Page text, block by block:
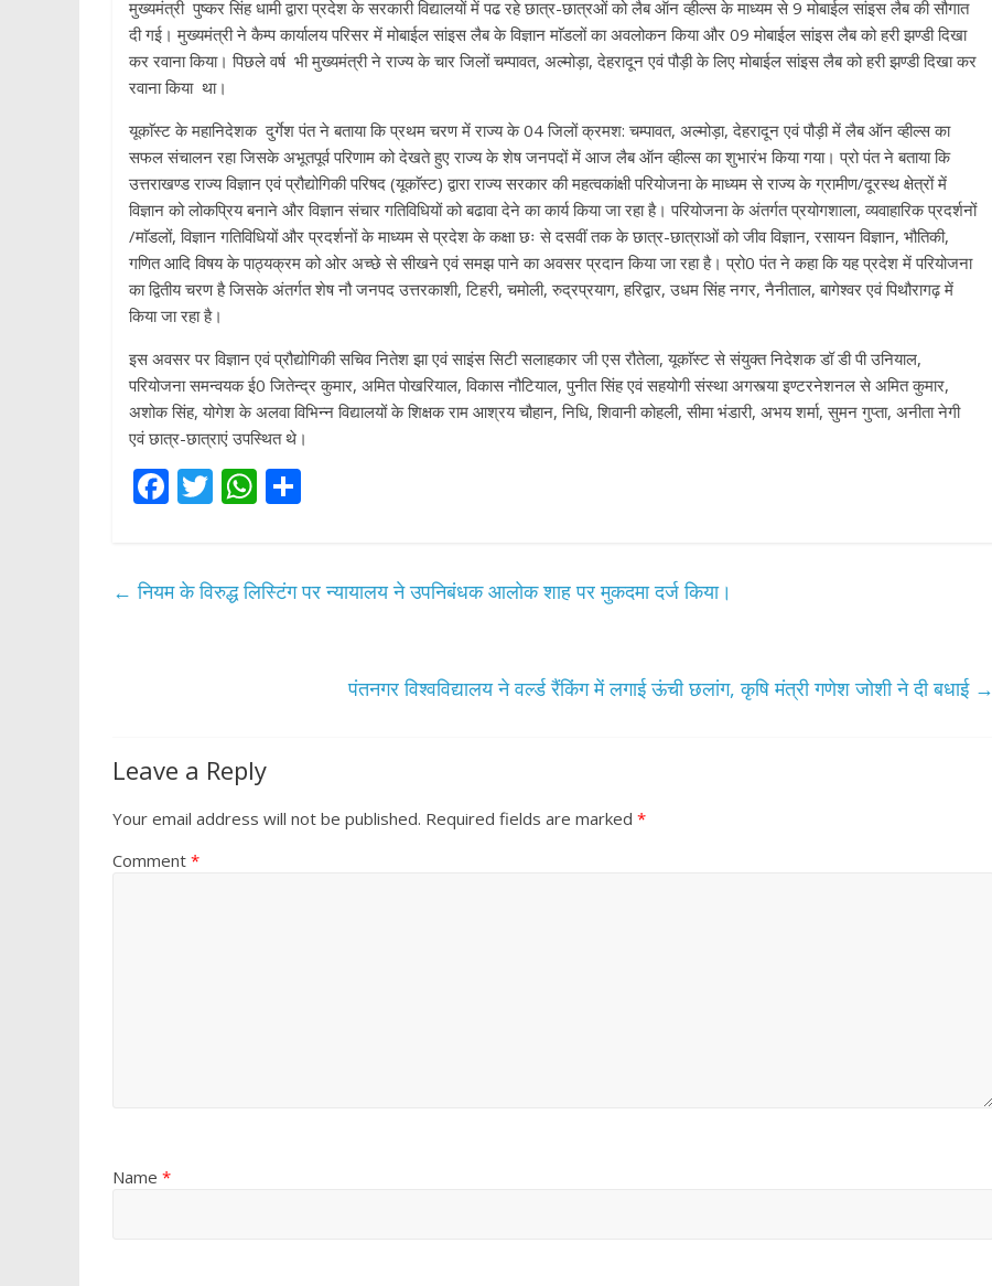
मुख्यमंत्री पुष्कर सिंह धामी द्वारा प्रदेश के सरकारी विद्यालयों में पढ रहे छात्र-छात्रओं को लैब ऑन व्हील्स के माध्यम से 9 मोबाईल सांइस लैब की सौगात
दी गई। मुख्यमंत्री ने कैम्प कार्यालय परिसर में मोबाईल सांइस लैब के विज्ञान माॅडलों का अवलोकन किया और 09 मोबाईल सांइस लैब को हरी झण्डी दिखा
कर रवाना किया। पिछले वर्ष भी मुख्यमंत्री ने राज्य के चार जिलों चम्पावत, अल्मोड़ा, देहरादून एवं पौड़ी के लिए मोबाईल सांइस लैब को हरी झण्डी दिखा कर
रवाना किया था।
यूकाॅस्ट के महानिदेशक दुर्गेश पंत ने बताया कि प्रथम चरण में राज्य के 04 जिलों क्रमश: चम्पावत, अल्मोड़ा, देहरादून एवं पौड़ी में लैब ऑन व्हील्स का
सफल संचालन रहा जिसके अभूतपूर्व परिणाम को देखते हुए राज्य के शेष जनपदों में आज लैब ऑन व्हील्स का शुभारंभ किया गया। प्रो पंत ने बताया कि
उत्तराखण्ड राज्य विज्ञान एवं प्रौद्योगिकी परिषद (यूकाॅस्ट) द्वारा राज्य सरकार की महत्वकांक्षी परियोजना के माध्यम से राज्य के ग्रामीण/दूरस्थ क्षेत्रों में
विज्ञान को लोकप्रिय बनाने और विज्ञान संचार गतिविधियों को बढावा देने का कार्य किया जा रहा है। परियोजना के अंतर्गत प्रयोगशाला, व्यवाहारिक प्रदर्शनों
/माॅडलों, विज्ञान गतिविधियों और प्रदर्शनों के माध्यम से प्रदेश के कक्षा छः से दसवीं तक के छात्र-छात्राओं को जीव विज्ञान, रसायन विज्ञान, भौतिकी,
गणित आदि विषय के पाठ्यक्रम को ओर अच्छे से सीखने एवं समझ पाने का अवसर प्रदान किया जा रहा है। प्रो0 पंत ने कहा कि यह प्रदेश में परियोजना
का द्वितीय चरण है जिसके अंतर्गत शेष नौ जनपद उत्तरकाशी, टिहरी, चमोली, रुद्रप्रयाग, हरिद्वार, उधम सिंह नगर, नैनीताल, बागेश्वर एवं पिथौरागढ़ में
किया जा रहा है।
इस अवसर पर विज्ञान एवं प्रौद्योगिकी सचिव नितेश झा एवं साइंस सिटी सलाहकार जी एस रौतेला, यूकाॅस्ट से संयुक्त निदेशक डॉ डी पी उनियाल,
परियोजना समन्वयक ई0 जितेन्द्र कुमार, अमित पोखरियाल, विकास नौटियाल, पुनीत सिंह एवं सहयोगी संस्था अगस्त्या इण्टरनेशनल से अमित कुमार,
अशोक सिंह, योगेश के अलवा विभिन्न विद्यालयों के शिक्षक राम आश्रय चौहान, निधि, शिवानी कोहली, सीमा भंडारी, अभय शर्मा, सुमन गुप्ता, अनीता नेगी
एवं छात्र-छात्राएं उपस्थित थे।
F
b
T
er
W
s e
← नियम के विरुद्ध लिस्टिंग पर न्यायालय ने उपनिबंधक आलोक शाह पर मुकदमा दर्ज किया।
पंतनगर विश्वविद्यालय ने वर्ल्ड रैंकिंग में लगाई ऊंची छलांग, कृषि मंत्री गणेश जोशी ने दी बधाई →
Leave a Reply
Your email address will not be published. Required fields are marked *
Comment *
Name *